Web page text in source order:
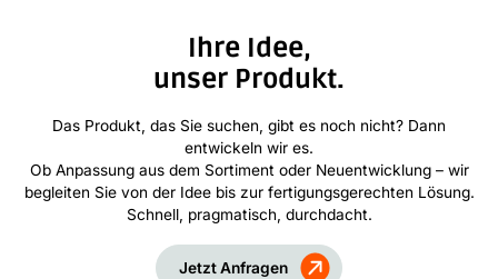
Ihre Idee,
unser Produkt.
Das Produkt, das Sie suchen, gibt es noch nicht? Dann
entwickeln wir es.
Ob Anpassung aus dem Sortiment oder Neuentwicklung – wir
begleiten Sie von der Idee bis zur fertigungsgerechten Lösung.
Schnell, pragmatisch, durchdacht.
Jetzt Anfragen